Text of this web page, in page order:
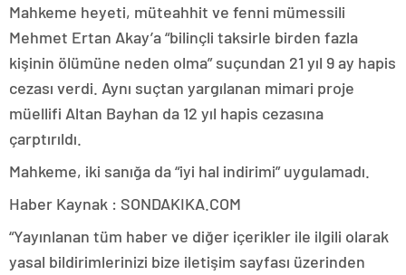
Mahkeme heyeti, müteahhit ve fenni mümessili
Mehmet Ertan Akay’a “bilinçli taksirle birden fazla
kişinin ölümüne neden olma” suçundan 21 yıl 9 ay hapis
cezası verdi. Aynı suçtan yargılanan mimari proje
müellifi Altan Bayhan da 12 yıl hapis cezasına
çarptırıldı.
Mahkeme, iki sanığa da “iyi hal indirimi” uygulamadı.
Haber Kaynak : SONDAKIKA.COM
“Yayınlanan tüm haber ve diğer içerikler ile ilgili olarak
yasal bildirimlerinizi bize iletişim sayfası üzerinden